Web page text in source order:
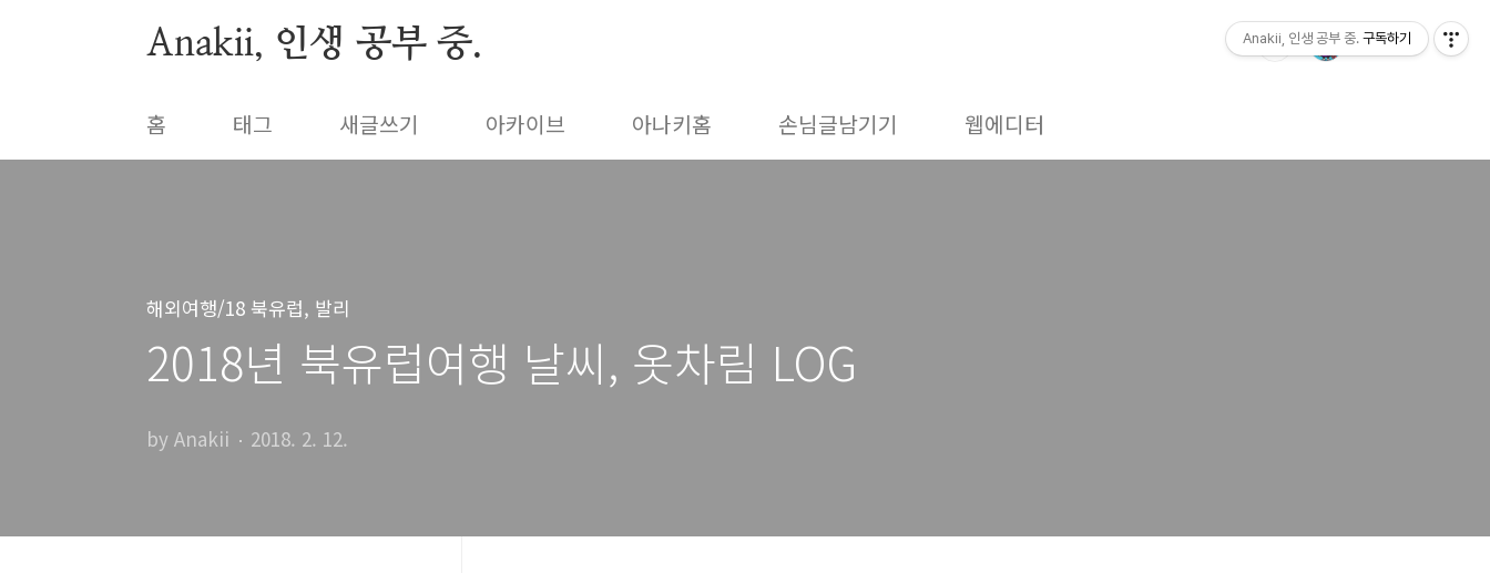
Anakii, 인생 공부 중.
홈 태그 새글쓰기 아카이브 아나키홈 손님글남기기 웹에디터
해외여행/18 북유럽, 발리
2018년 북유럽여행 날씨, 옷차림 LOG
by Anakii 2018. 2. 12.
Anakii, 인생 공부 중. 구독하기